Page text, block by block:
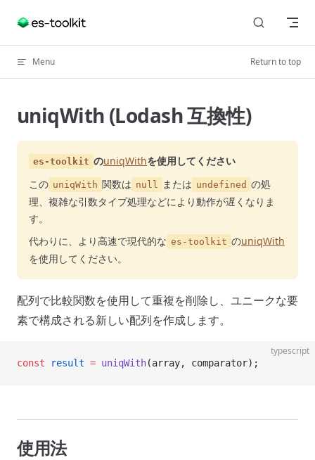
Skip to content
Menu Return to top
uniqWith (Lodash 互換性)
es-toolkit のuniqWithを使用してください
この uniqWith 関数は null または undefined の処
理、複雑な引数タイプ処理などにより動作が遅くなりま
す。
代わりに、より高速で現代的な es-toolkit のuniqWith
を使用してください。
配列で比較関数を使用して重複を削除し、ユニークな要
素で構成される新しい配列を作成します。
typescript
const result = uniqWith(array, comparator);
使用法